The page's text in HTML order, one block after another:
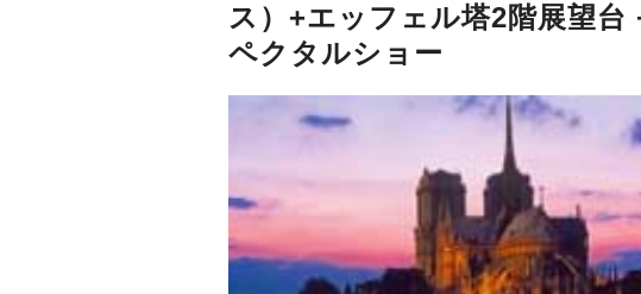
ス）+エッフェル塔2階展望台
ペクタルショー